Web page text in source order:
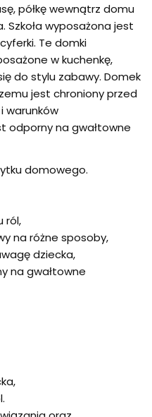
półkę wewnątrz domu
Szkoła wyposażona jest
Te domki
w kuchenkę,
do stylu zabawy. Domek
jest chroniony przed
warunków
odporny na gwałtowne
domowego.
ról,
na różne sposoby,
dziecka,
na gwałtowne